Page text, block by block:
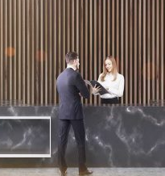
occultants et filtrants,
une large gamme de coloris,
par La Vénitienne font…